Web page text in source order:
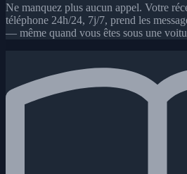
Ne manquez plus aucun appel. Votre
téléphone 24h/24, 7j/7, prend les
— même quand vous êtes sous une